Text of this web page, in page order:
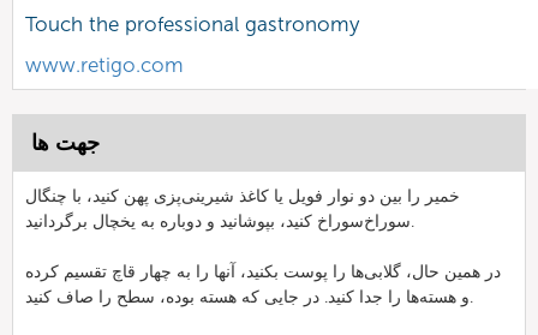
Touch the professional gastronomy
www.retigo.com
جهت ها
خمیر را بین دو نوار فویل یا کاغذ شیرینی‌پزی پهن کنید، با چنگال
سوراخ‌سوراخ کنید، بپوشانید و دوباره به یخچال برگردانید.
در همین حال، گلابی‌ها را پوست بکنید، آنها را به چهار قاچ تقسیم کرده
و هسته‌ها را جدا کنید. در جایی که هسته بوده، سطح را صاف کنید.